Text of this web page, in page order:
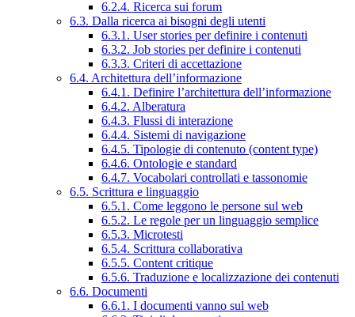
6.2.4. Ricerca sui forum
6.3. Dalla ricerca ai bisogni degli utenti
6.3.1. User stories per definire i contenuti
6.3.2. Job stories per definire i contenuti
6.3.3. Criteri di accettazione
6.4. Architettura dell’informazione
6.4.1. Definire l’architettura dell’informazione
6.4.2. Alberatura
6.4.3. Flussi di interazione
6.4.4. Sistemi di navigazione
6.4.5. Tipologie di contenuto (content type)
6.4.6. Ontologie e standard
6.4.7. Vocabolari controllati e tassonomie
6.5. Scrittura e linguaggio
6.5.1. Come leggono le persone sul web
6.5.2. Le regole per un linguaggio semplice
6.5.3. Microtesti
6.5.4. Scrittura collaborativa
6.5.5. Content critique
6.5.6. Traduzione e localizzazione dei contenuti
6.6. Documenti
6.6.1. I documenti vanno sul web